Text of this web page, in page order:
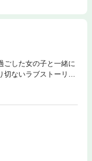
ごした女の子と一緒に
切ないラブストーリー
トーリー短編集！